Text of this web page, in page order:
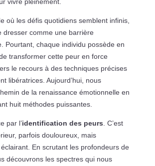
où les défis quotidiens semblent infinis,
dresser comme une barrière
Pourtant, chaque individu possède en
transformer cette peur en force
le recours à des techniques précises
libératrices. Aujourd’hui, nous
de la renaissance émotionnelle en
huit méthodes puissantes.
par l’identification des peurs . C’est
parfois douloureux, mais
En scrutant les profondeurs de
découvrons les spectres qui nous